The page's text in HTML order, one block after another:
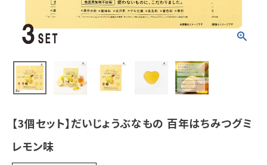
新商品
カテゴリーから探す
美容・コスメ・香水
衛生用品
日用品雑貨
【3個セット】だいじょうぶなもの 百年はちみつグミ
レモン味